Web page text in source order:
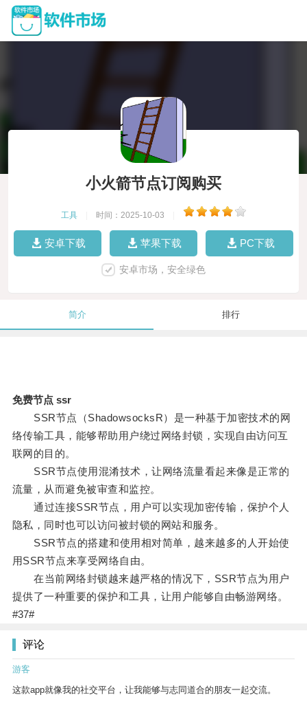
小火箭节点订阅购买
工具 时间：2025-10-03
安卓下载 苹果下载 PC下载
安卓市场，安全绿色
简介 排行
免费节点 ssr
SSR节点（ShadowsocksR）是一种基于加密技术的网
络传输工具，能够帮助用户绕过网络封锁，实现自由访问互
联网的目的。
SSR节点使用混淆技术，让网络流量看起来像是正常的
流量，从而避免被审查和监控。
通过连接SSR节点，用户可以实现加密传输，保护个人
隐私，同时也可以访问被封锁的网站和服务。
SSR节点的搭建和使用相对简单，越来越多的人开始使
用SSR节点来享受网络自由。
在当前网络封锁越来越严格的情况下，SSR节点为用户
提供了一种重要的保护和工具，让用户能够自由畅游网络。
#37#
评论
游客
这款app就像我的社交平台，让我能够与志同道合的朋友一起交流。